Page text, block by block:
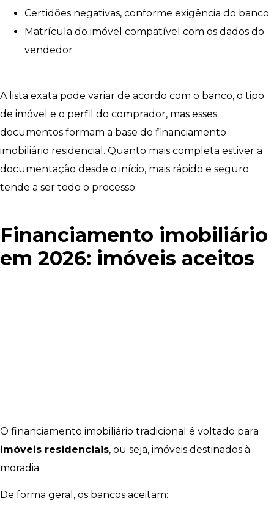
Certidões negativas, conforme exigência do banco
Matrícula do imóvel compatível com os dados do
vendedor
A lista exata pode variar de acordo com o banco, o tipo
de imóvel e o perfil do comprador, mas esses
documentos formam a base do financiamento
imobiliário residencial. Quanto mais completa estiver a
documentação desde o início, mais rápido e seguro
tende a ser todo o processo.
Financiamento imobiliário
em 2026: imóveis aceitos
O financiamento imobiliário tradicional é voltado para
imóveis residenciais, ou seja, imóveis destinados à
moradia.
De forma geral, os bancos aceitam: